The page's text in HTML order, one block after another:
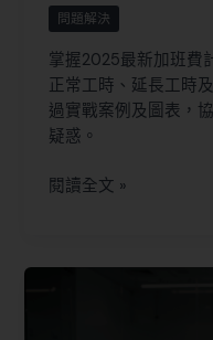
問題解決
掌握2025最新加班費
正常工時、延長工時
過實戰案例及圖表，
疑惑。
閱讀全文 »